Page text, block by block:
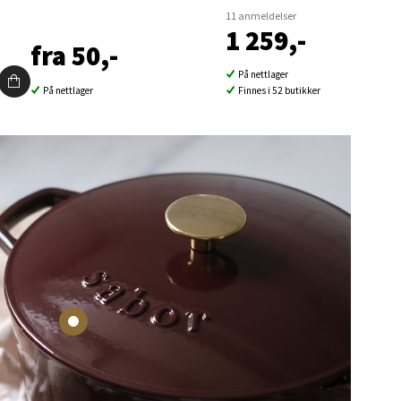
fra 50,-
På nettlager
11 anmeldelser
1 259,-
På nettlager
Finnes i 52 butikker